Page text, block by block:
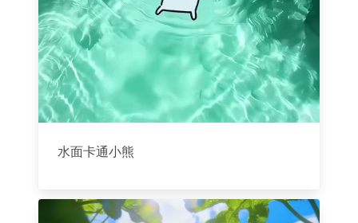
水面卡通小熊